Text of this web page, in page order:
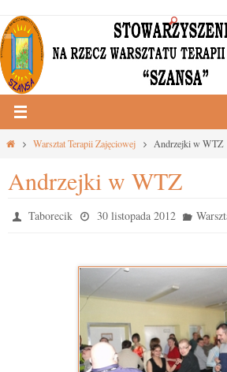
Przejdź
do
treści
StronaWarsztat Terapii Zajęciowej Andrzejki w WTZ
Andrzejki w WTZ
Taborecik 30 listopada 2012